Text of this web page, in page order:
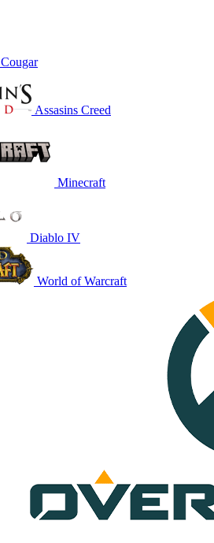
Cougar
Assasins Creed
Minecraft
Diablo IV
World of Warcraft